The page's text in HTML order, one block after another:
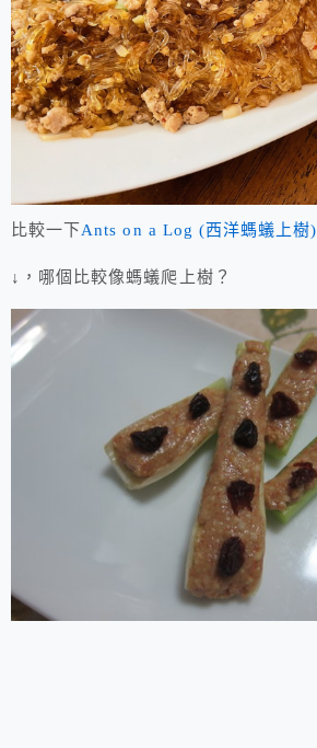
比較一下Ants on a Log (西洋螞蟻上樹)
↓，哪個比較像螞蟻爬上樹？